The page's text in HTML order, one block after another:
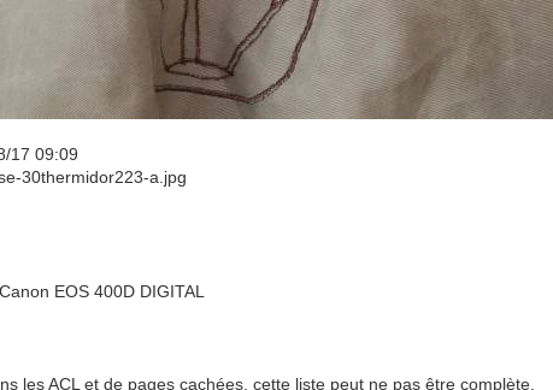
17 09:09
30thermidor223-a.jpg
EOS 400D DIGITAL
les ACL et de pages cachées, cette liste peut ne pas être complète.